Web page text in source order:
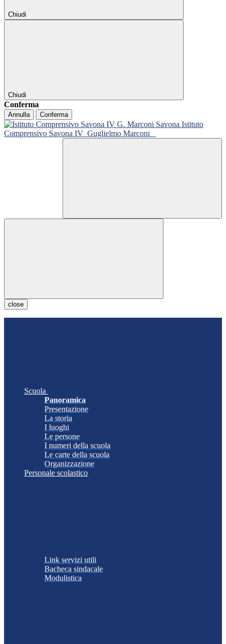
Chiudi
Chiudi
Conferma
Annulla Conferma
Istituto
Comprensivo Savona IV Guglielmo Marconi
close
Scuola
Panoramica
Presentazione
La storia
I luoghi
Le persone
I numeri della scuola
Le carte della scuola
Organizzazione
Personale scolastico
Link servizi utili
Bacheca sindacale
Modulistica